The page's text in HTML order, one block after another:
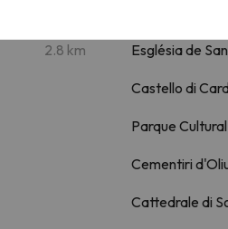
2.8 km Església de
Castello di
Parque
Cementiri
Cattedrale di